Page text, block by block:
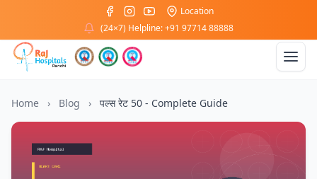
Location
(24×7) Helpline: +91 97714 88888
Home › Blog › पल्स रेट 50 - Complete Guide